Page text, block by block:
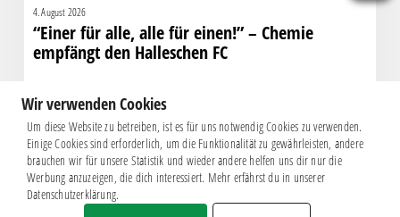
4. August 2026
“Einer für alle, alle für einen!” – Chemie
empfängt den Halleschen FC
Wir verwenden Cookies
Um diese Website zu betreiben, ist es für uns notwendig Cookies zu verwenden.
Einige Cookies sind erforderlich, um die Funktionalität zu gewährleisten, andere
brauchen wir für unsere Statistik und wieder andere helfen uns dir nur die
Werbung anzuzeigen, die dich interessiert. Mehr erfährst du in unserer
Datenschutzerklärung.